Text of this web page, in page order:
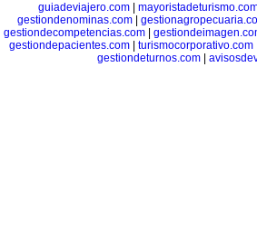
guiadeviajero.com|
gestiondenominas.com|
gestiondecompetencias.com|
gestiondepacientes.com| turismocorporativo.com
gestiondeturnos.com